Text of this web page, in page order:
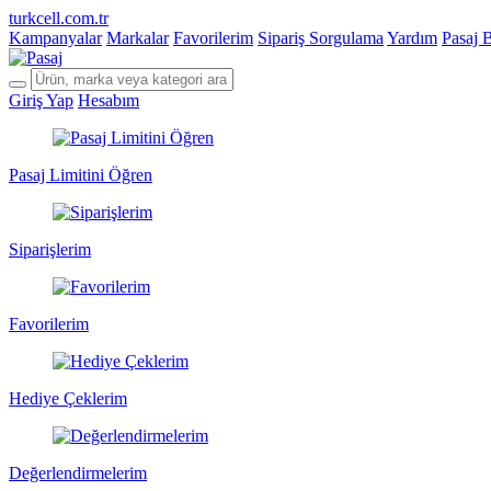
turkcell.com.tr
Kampanyalar Markalar Favorilerim Sipariş Sorgulama Yardım Pasaj
Giriş Yap Hesabım
Pasaj Limitini Öğren
Siparişlerim
Favorilerim
Hediye Çeklerim
Değerlendirmelerim